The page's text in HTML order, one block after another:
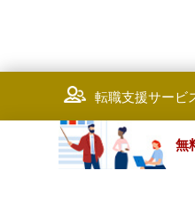
転職支援サービ
無